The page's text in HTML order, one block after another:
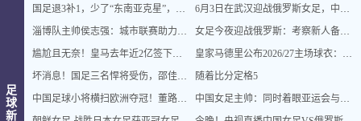
足
球
新
国足退3补1，少了“东南亚克星”，朱鹏宇给张玉宁当替补 防线不稳
淄博队主帅侯志强：城市联赛助力中国足球“基础建设”｜专访
尴尬且无奈！皇马去年近2亿签下的4名国脚新援，今夏均无缘世界杯
坏消息！国足三名悍将受伤，邵佳一面临用人荒，武磊也难出场
中国足球小将横扫欧洲夺冠！董路“野路子”，撕开了谁的遮羞布？
6月3日在武汉迎战俄罗斯女足，中国女足主帅：“这是很好的挑战!”
女足今夜迎战俄罗斯：考察新人备战未来，古雅沙退役展玫瑰情怀
皇家马德里公布2026/27主场球衣：白底配粉与深绿，桑巴·科纳特与邓弗里斯转会传闻添热点
随着比分定格5
中国女足主帅：同时着眼亚运会与世界杯备赛